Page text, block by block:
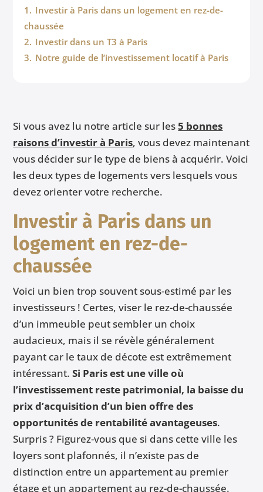
1. Investir à Paris dans un logement en rez-de-
chaussée
2. Investir dans un T3 à Paris
3. Notre guide de l’investissement locatif à Paris
Si vous avez lu notre article sur les5 bonnes
raisons d’investir à Paris, vous devez maintenant
vous décider sur le type de biens à acquérir. Voici
les deux types de logements vers lesquels vous
devez orienter votre recherche.
Investir à Paris dans un
logement en rez-de-
chaussée
Voici un bien trop souvent sous-estimé par les
investisseurs ! Certes, viser le rez-de-chaussée
d’un immeuble peut sembler un choix
audacieux, mais il se révèle généralement
payant car le taux de décote est extrêmement
intéressant.Si Paris est une ville où
l’investissement reste patrimonial, la baisse du
prix d’acquisition d’un bien offre des
opportunités de rentabilité avantageuses.
Surpris ? Figurez-vous que si dans cette ville les
loyers sont plafonnés, il n’existe pas de
distinction entre un appartement au premier
étage et un appartement au rez-de-chaussée.